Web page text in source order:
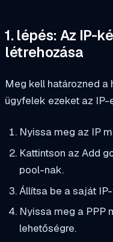
1. lépés: Az IP-
létrehozása
Meg kell határozned
ügyfelek ezeket az
Nyissa meg az IP
Kattintson az Add
pool-nak.
Állítsa be a saját
Nyissa meg a PPP
lehetőségre.